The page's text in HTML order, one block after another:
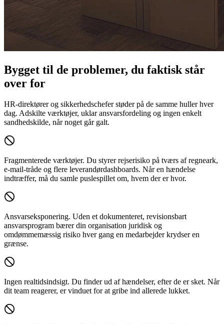
Bygget til de problemer, du faktisk står
over for
HR-direktører og sikkerhedschefer støder på de samme huller hver
dag. Adskilte værktøjer, uklar ansvarsfordeling og ingen enkelt
sandhedskilde, når noget går galt.
Fragmenterede værktøjer. Du styrer rejserisiko på tværs af regneark,
e-mail-tråde og flere leverandørdashboards. Når en hændelse
indtræffer, må du samle puslespillet om, hvem der er hvor.
Ansvarseksponering. Uden et dokumenteret, revisionsbart
ansvarsprogram bærer din organisation juridisk og
omdømmemæssig risiko hver gang en medarbejder krydser en
grænse.
Ingen realtidsindsigt. Du finder ud af hændelser, efter de er sket. Når
dit team reagerer, er vinduet for at gribe ind allerede lukket.